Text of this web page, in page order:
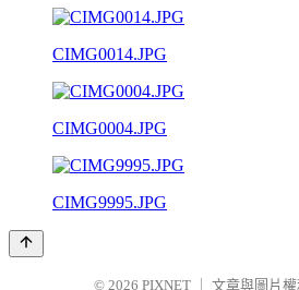
CIMG0014.JPG
CIMG0004.JPG
CIMG9995.JPG
© 2026 PIXNET 文章與圖片